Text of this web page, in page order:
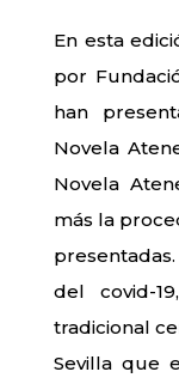
En esta
por
han
Novela
Novela
más la
del covid-
tradicional
Sevilla que